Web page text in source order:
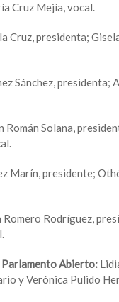
Cruz Mejía, vocal.
Cruz, presidenta;
Sánchez, presidenta;
Román Solana,
Marín, presidente;
Romero Rodríguez,
Parlamento Abierto:
y Verónica Pulido